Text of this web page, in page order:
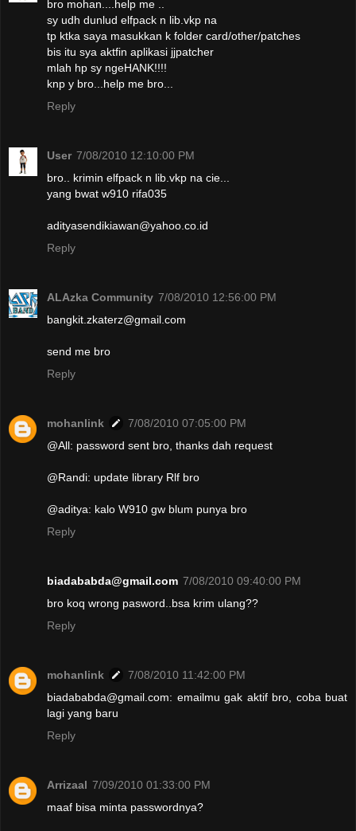
bro mohan....help me ..
sy udh dunlud elfpack n lib.vkp na
tp ktka saya masukkan k folder card/other/patches
bis itu sya aktfin aplikasi jjpatcher
mlah hp sy ngeHANK!!!!
knp y bro...help me bro...
Reply
User 7/08/2010 12:10:00 PM
bro.. krimin elfpack n lib.vkp na cie...
yang bwat w910 rifa035
adityasendikiawan@yahoo.co.id
Reply
ALAzka Community 7/08/2010 12:56:00 PM
bangkit.zkaterz@gmail.com
send me bro
Reply
mohanlink
7/08/2010 07:05:00 PM
@All: password sent bro, thanks dah request
@Randi: update library Rlf bro
@aditya: kalo W910 gw blum punya bro
Reply
biadababda@gmail.com 7/08/2010 09:40:00 PM
bro koq wrong pasword..bsa krim ulang??
Reply
mohanlink
7/08/2010 11:42:00 PM
biadababda@gmail.com: emailmu gak aktif bro, coba buat
lagi yang baru
Reply
Arrizaal 7/09/2010 01:33:00 PM
maaf bisa minta passwordnya?